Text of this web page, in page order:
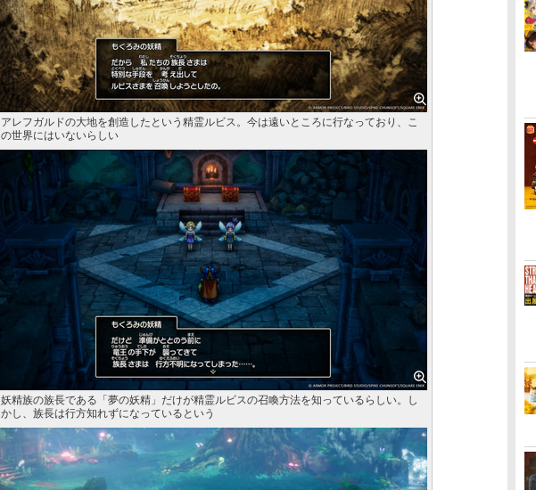
アレフガルドの大地を創造したという精霊ルビス。今は遠いところに行なっており、こ
の世界にはいないらしい
妖精族の族長である「夢の妖精」だけが精霊ルビスの召喚方法を知っているらしい。し
かし、族長は行方知れずになっているという